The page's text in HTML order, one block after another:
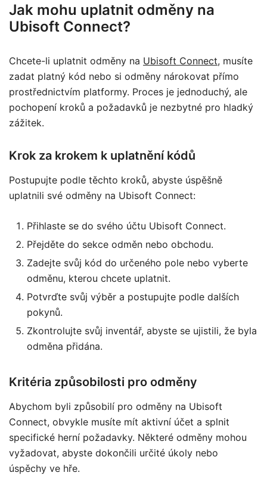
Jak mohu uplatnit odměny na
Ubisoft Connect?
Chcete-li uplatnit odměny na Ubisoft Connect, musíte
zadat platný kód nebo si odměny nárokovat přímo
prostřednictvím platformy. Proces je jednoduchý, ale
pochopení kroků a požadavků je nezbytné pro hladký
zážitek.
Krok za krokem k uplatnění kódů
Postupujte podle těchto kroků, abyste úspěšně
uplatnili své odměny na Ubisoft Connect:
Přihlaste se do svého účtu Ubisoft Connect.
Přejděte do sekce odměn nebo obchodu.
Zadejte svůj kód do určeného pole nebo vyberte
odměnu, kterou chcete uplatnit.
Potvrďte svůj výběr a postupujte podle dalších
pokynů.
Zkontrolujte svůj inventář, abyste se ujistili, že byla
odměna přidána.
Kritéria způsobilosti pro odměny
Abychom byli způsobilí pro odměny na Ubisoft
Connect, obvykle musíte mít aktivní účet a splnit
specifické herní požadavky. Některé odměny mohou
vyžadovat, abyste dokončili určité úkoly nebo
úspěchy ve hře.